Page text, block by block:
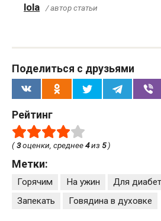
lola / автор статьи
Поделиться с друзьями
Рейтинг
(3оценки, среднее4из 5)
Метки:
Горячим На ужин Для
Запекать
Говядина в духовке